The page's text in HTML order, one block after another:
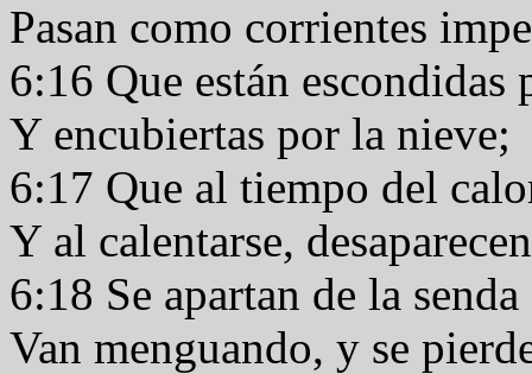
Pasan como corrientes
6:16 Que están
Y encubiertas por la nieve;
6:17 Que al tiempo del
Y al calentarse,
6:18 Se apartan de la
Van menguando, y se